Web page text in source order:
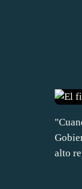
alto